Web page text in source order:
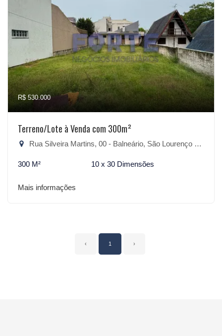
R$ 530.000
Terreno/Lote à Venda com 300m²
Rua Silveira Martins, 00 - Balneário, São Lourenço do Sul-RS
300 M² 10 x 30 Dimensões
Mais informações
‹ 1 ›